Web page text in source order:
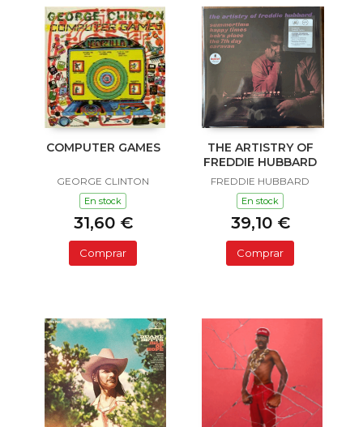
COMPUTER GAMES
GEORGE CLINTON
En stock
31,60 €
Comprar
THE ARTISTRY OF
FREDDIE HUBBARD
FREDDIE HUBBARD
En stock
39,10 €
Comprar